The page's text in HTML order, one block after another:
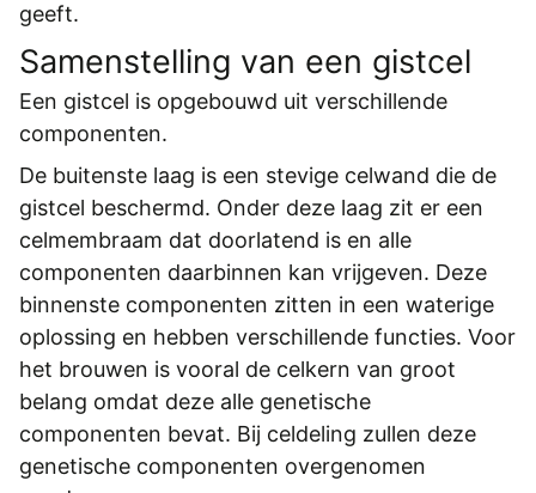
geeft.
Samenstelling van een gistcel
Een gistcel is opgebouwd uit verschillende
componenten.
De buitenste laag is een stevige celwand die de
gistcel beschermd. Onder deze laag zit er een
celmembraam dat doorlatend is en alle
componenten daarbinnen kan vrijgeven. Deze
binnenste componenten zitten in een waterige
oplossing en hebben verschillende functies. Voor
het brouwen is vooral de celkern van groot
belang omdat deze alle genetische
componenten bevat. Bij celdeling zullen deze
genetische componenten overgenomen